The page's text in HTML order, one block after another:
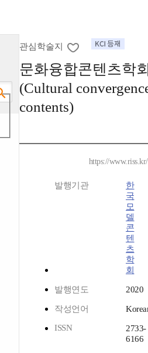
관심학술지
문화융합콘텐츠학
(Cultural
contents)
https://
발행기관
한
국
모
델
콘
텐
츠
학
회
발행연도 2020
작성언어
ISSN
2733-
6166